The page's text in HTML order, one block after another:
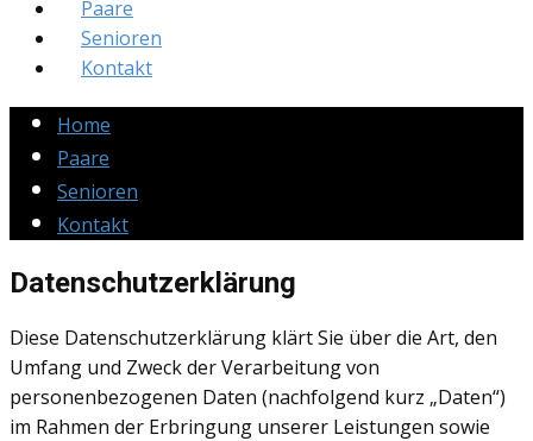
Paare
Senioren
Kontakt
Home
Paare
Senioren
Kontakt
Datenschutzerklärung
Diese Datenschutzerklärung klärt Sie über die Art, den
Umfang und Zweck der Verarbeitung von
personenbezogenen Daten (nachfolgend kurz „Daten“)
im Rahmen der Erbringung unserer Leistungen sowie